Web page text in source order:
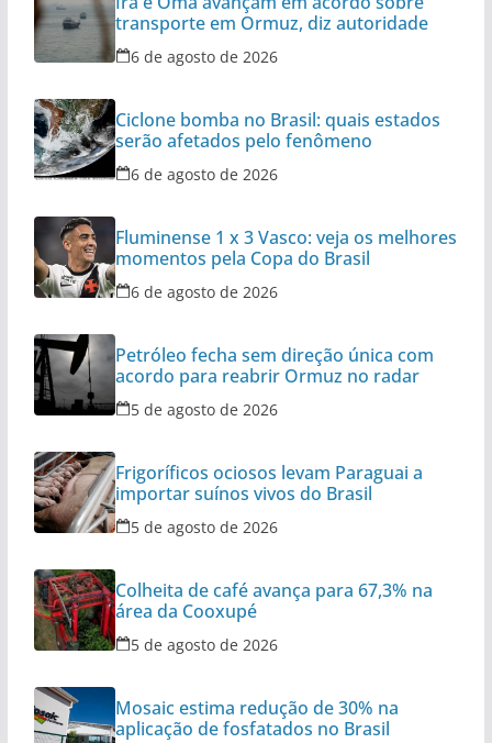
transporte em Ormuz, diz autoridade
6 de agosto de 2026
Ciclone bomba no Brasil: quais estados
serão afetados pelo fenômeno
6 de agosto de 2026
Fluminense 1 x 3 Vasco: veja os melhores
momentos pela Copa do Brasil
6 de agosto de 2026
Petróleo fecha sem direção única com
acordo para reabrir Ormuz no radar
5 de agosto de 2026
Frigoríficos ociosos levam Paraguai a
importar suínos vivos do Brasil
5 de agosto de 2026
Colheita de café avança para 67,3% na
área da Cooxupé
5 de agosto de 2026
Mosaic estima redução de 30% na
aplicação de fosfatados no Brasil